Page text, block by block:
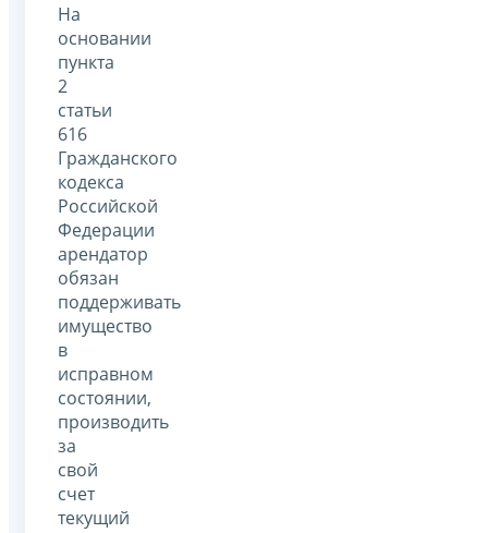
На
основании
пункта
2
статьи
616
Гражданского
кодекса
Российской
Федерации
арендатор
обязан
поддерживать
имущество
в
исправном
состоянии,
производить
за
свой
счет
текущий